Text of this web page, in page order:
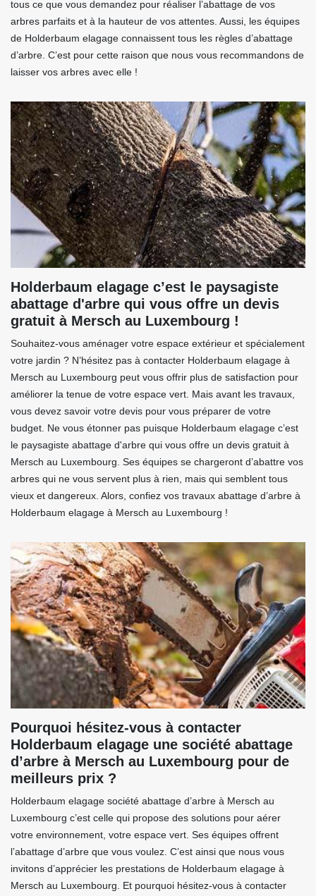
tous ce que vous demandez pour réaliser l’abattage de vos
arbres parfaits et à la hauteur de vos attentes. Aussi, les équipes
de Holderbaum elagage connaissent tous les règles d’abattage
d’arbre. C’est pour cette raison que nous vous recommandons de
laisser vos arbres avec elle !
Holderbaum elagage c’est le paysagiste
abattage d'arbre qui vous offre un devis
gratuit à Mersch au Luxembourg !
Souhaitez-vous aménager votre espace extérieur et spécialement
votre jardin ? N’hésitez pas à contacter Holderbaum elagage à
Mersch au Luxembourg peut vous offrir plus de satisfaction pour
améliorer la tenue de votre espace vert. Mais avant les travaux,
vous devez savoir votre devis pour vous préparer de votre
budget. Ne vous étonner pas puisque Holderbaum elagage c’est
le paysagiste abattage d'arbre qui vous offre un devis gratuit à
Mersch au Luxembourg. Ses équipes se chargeront d’abattre vos
arbres qui ne vous servent plus à rien, mais qui semblent tous
vieux et dangereux. Alors, confiez vos travaux abattage d’arbre à
Holderbaum elagage à Mersch au Luxembourg !
Pourquoi hésitez-vous à contacter
Holderbaum elagage une société abattage
d’arbre à Mersch au Luxembourg pour de
meilleurs prix ?
Holderbaum elagage société abattage d’arbre à Mersch au
Luxembourg c’est celle qui propose des solutions pour aérer
votre environnement, votre espace vert. Ses équipes offrent
l’abattage d’arbre que vous voulez. C’est ainsi que nous vous
invitons d’apprécier les prestations de Holderbaum elagage à
Mersch au Luxembourg. Et pourquoi hésitez-vous à contacter